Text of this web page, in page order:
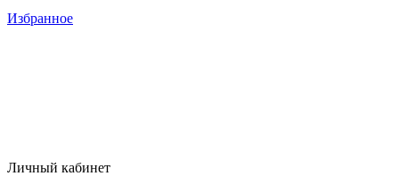
Избранное
Личный кабинет